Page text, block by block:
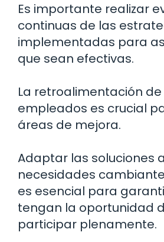
Es importante realizar
continuas de las
implementadas para
que sean efectivas.
La retroalimentación
empleados es crucial
áreas de mejora.
Adaptar las soluciones
necesidades
es esencial para
tengan la oportunidad
participar plenamente.